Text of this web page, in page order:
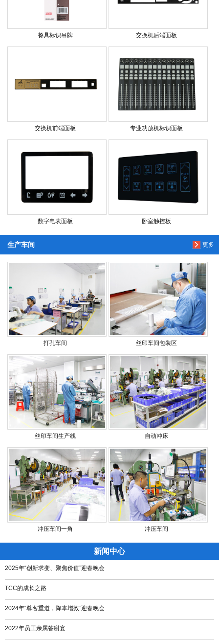
餐具标识吊牌 交换机后端面板
交换机前端面板 专业功放机标识面板
数字电表面板 卧室触控板
更多
生产车间
打孔车间 丝印车间包装区
丝印车间生产线 自动冲床
冲压车间一角 冲压车间
新闻中心
2025年“创新求变、聚焦价值”迎春晚会
TCC的成长之路
2024年“尊客重道，降本增效”迎春晚会
2022年员工亲属答谢宴